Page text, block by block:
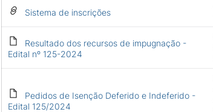
Sistema de inscrições
Resultado dos recursos de impugnação -
Edital nº 125-2024
Pedidos de Isenção Deferido e Indeferido -
Edital 125/2024